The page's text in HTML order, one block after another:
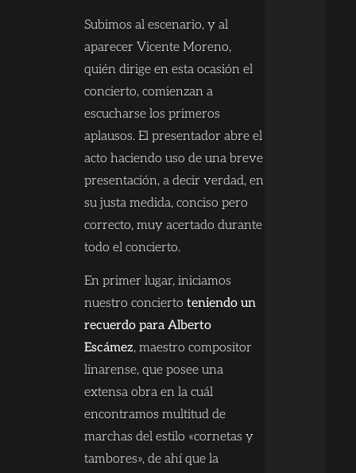
Subimos al escenario, y al
aparecer Vicente Moreno,
quién dirige en esta ocasión el
concierto, comienzan a
escucharse los primeros
aplausos. El presentador abre el
acto haciendo uso de una breve
presentación, a decir verdad, en
su justa medida, conciso pero
correcto, muy acertado durante
todo el concierto.
En primer lugar, iniciamos
nuestro conciertoteniendo un
recuerdo para Alberto
Escámez, maestro compositor
linarense, que posee una
extensa obra en la cuál
encontramos multitud de
marchas del estilo «cornetas y
tambores», de ahí que la